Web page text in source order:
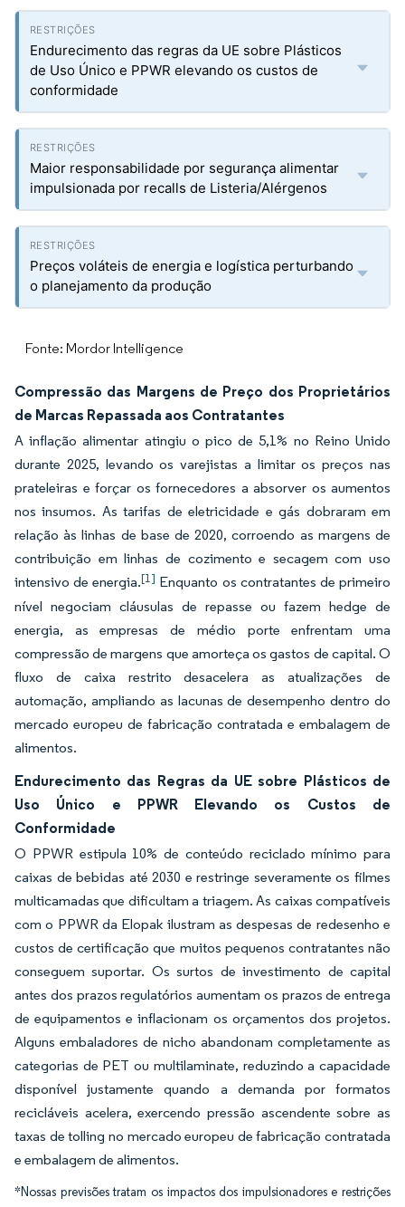
Endurecimento das regras da UE sobre Plásticos
de Uso Único e PPWR elevando os custos de
conformidade
Maior responsabilidade por segurança alimentar
impulsionada por recalls de Listeria/Alérgenos
Preços voláteis de energia e logística perturbando
o planejamento da produção
Fonte: Mordor Intelligence
Compressão das Margens de Preço dos Proprietários
de Marcas Repassada aos Contratantes
A inflação alimentar atingiu o pico de 5,1% no Reino Unido
durante 2025, levando os varejistas a limitar os preços nas
prateleiras e forçar os fornecedores a absorver os aumentos
nos insumos. As tarifas de eletricidade e gás dobraram em
relação às linhas de base de 2020, corroendo as margens de
contribuição em linhas de cozimento e secagem com uso
intensivo de energia.[1] Enquanto os contratantes de primeiro
nível negociam cláusulas de repasse ou fazem hedge de
energia, as empresas de médio porte enfrentam uma
compressão de margens que amorteça os gastos de capital. O
fluxo de caixa restrito desacelera as atualizações de
automação, ampliando as lacunas de desempenho dentro do
mercado europeu de fabricação contratada e embalagem de
alimentos.
Endurecimento das Regras da UE sobre Plásticos de
Uso Único e PPWR Elevando os Custos de
Conformidade
O PPWR estipula 10% de conteúdo reciclado mínimo para
caixas de bebidas até 2030 e restringe severamente os filmes
multicamadas que dificultam a triagem. As caixas compatíveis
com o PPWR da Elopak ilustram as despesas de redesenho e
custos de certificação que muitos pequenos contratantes não
conseguem suportar. Os surtos de investimento de capital
antes dos prazos regulatórios aumentam os prazos de entrega
de equipamentos e inflacionam os orçamentos dos projetos.
Alguns embaladores de nicho abandonam completamente as
categorias de PET ou multilaminate, reduzindo a capacidade
disponível justamente quando a demanda por formatos
recicláveis acelera, exercendo pressão ascendente sobre as
taxas de tolling no mercado europeu de fabricação contratada
e embalagem de alimentos.
*Nossas previsões tratam os impactos dos impulsionadores e restrições